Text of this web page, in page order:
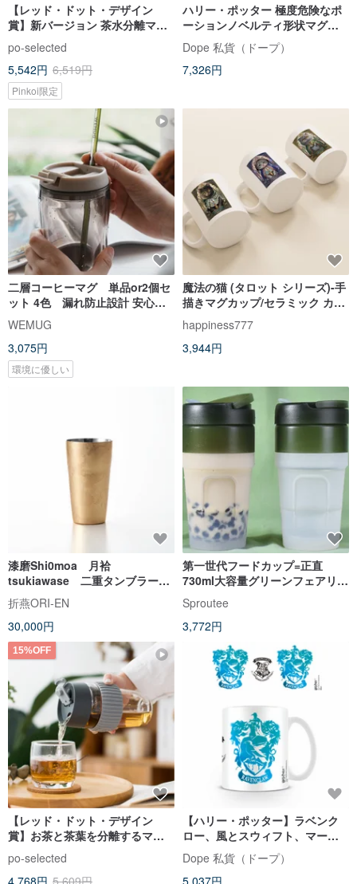
【レッド・ドット・デザイン
賞】新バージョン 茶水分離マグ
ネット式ティーカップ (全 4 色) -
10oz/12oz 誕生日プレゼント
po-selected
5,542円 6,519円
Pinkoi限定
ハリー・ポッター 極度危険なポ
ーションノベルティ形状マグカ
ップ 511ml
Dope 私貨（ドープ）
7,326円
二層コーヒーマグ 単品or2個セ
ット 4色 漏れ防止設計 安心素
材
WEMUG
3,075円
環境に優しい
魔法の猫 (タロット シリーズ)-手
描きマグカップ/セラミック カッ
プ/マグ ギフト ボックス
happiness777
3,944円
漆磨Shi0moa 月袷
tsukiawase 二重タンブラー
310ml
折燕ORI-EN
30,000円
第一世代フードカップ=正直
730ml大容量グリーンフェアリー
シンデレラシリーズ
Sproutee
3,772円
15%OFF
【レッド・ドット・デザイン
賞】お茶と茶葉を分離するマグ
ネット式マジックカップ（茶こ
し付き）-10oz/12oz
po-selected
4,768円 5,609円
【ハリー・ポッター】ラベンク
ロー、風とスウィフト、マーク
スカップ
Dope 私貨（ドープ）
5,037円